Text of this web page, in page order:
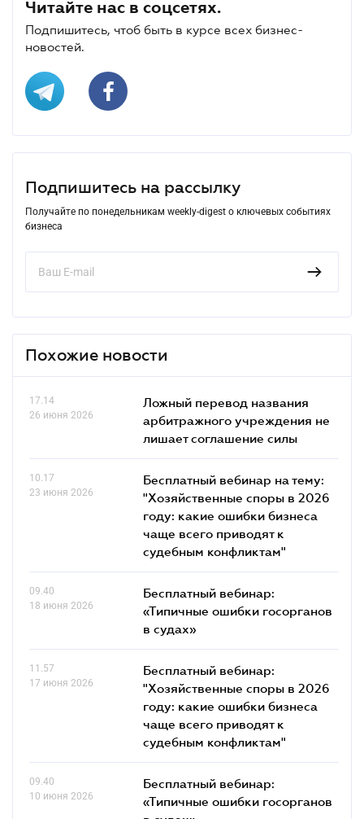
Читайте нас в соцсетях.
Подпишитесь, чтоб быть в курсе всех бизнес-
новостей.
Подпишитесь на рассылку
Получайте по понедельникам weekly-digest о ключевых событиях
бизнеса
Похожие новости
17.14
26 июня 2026
Ложный перевод названия
арбитражного учреждения не
лишает соглашение силы
10.17
23 июня 2026
Бесплатный вебинар на тему:
"Хозяйственные споры в 2026
году: какие ошибки бизнеса
чаще всего приводят к
судебным конфликтам"
09.40
18 июня 2026
Бесплатный вебинар:
«Типичные ошибки госорганов
в судах»
11.57
17 июня 2026
Бесплатный вебинар:
"Хозяйственные споры в 2026
году: какие ошибки бизнеса
чаще всего приводят к
судебным конфликтам"
09.40
10 июня 2026
Бесплатный вебинар:
«Типичные ошибки госорганов